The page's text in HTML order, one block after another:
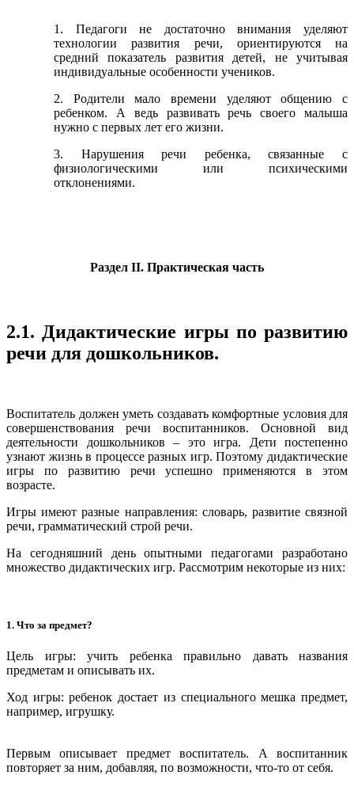
1. Педагоги не достаточно внимания уделяют
технологии развития речи, ориентируются на
средний показатель развития детей, не учитывая
индивидуальные особенности учеников.
2. Родители мало времени уделяют общению с
ребенком. А ведь развивать речь своего малыша
нужно с первых лет его жизни.
3. Нарушения речи ребенка, связанные с
физиологическими или психическими
отклонениями.
Раздел II. Практическая часть
2.1. Дидактические игры по развитию
речи для дошкольников.
Воспитатель должен уметь создавать комфортные условия для
совершенствования речи воспитанников. Основной вид
деятельности дошкольников – это игра. Дети постепенно
узнают жизнь в процессе разных игр. Поэтому дидактические
игры по развитию речи успешно применяются в этом
возрасте.
Игры имеют разные направления: словарь, развитие связной
речи, грамматический строй речи.
На сегодняшний день опытными педагогами разработано
множество дидактических игр. Рассмотрим некоторые из них:
1. Что за предмет?
Цель игры: учить ребенка правильно давать названия
предметам и описывать их.
Ход игры: ребенок достает из специального мешка предмет,
например, игрушку.
Первым описывает предмет воспитатель. А воспитанник
повторяет за ним, добавляя, по возможности, что-то от себя.